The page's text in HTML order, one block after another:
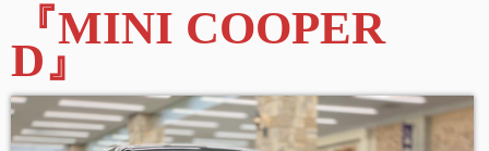
『MINI COOPER
D』